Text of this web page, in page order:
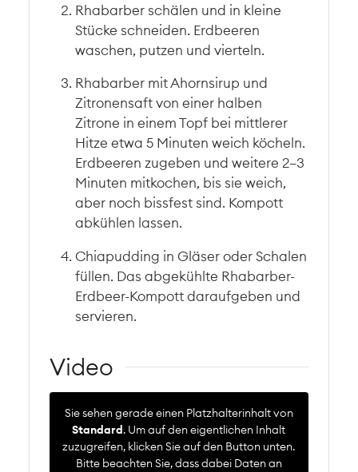
Rhabarber schälen und in kleine
Stücke schneiden. Erdbeeren
waschen, putzen und vierteln.
Rhabarber mit Ahornsirup und
Zitronensaft von einer halben
Zitrone in einem Topf bei mittlerer
Hitze etwa 5 Minuten weich köcheln.
Erdbeeren zugeben und weitere 2–3
Minuten mitkochen, bis sie weich,
aber noch bissfest sind. Kompott
abkühlen lassen.
Chiapudding in Gläser oder Schalen
füllen. Das abgekühlte Rhabarber-
Erdbeer-Kompott daraufgeben und
servieren.
Video
Sie sehen gerade einen Platzhalterinhalt von
Standard. Um auf den eigentlichen Inhalt
zuzugreifen, klicken Sie auf den Button unten.
Bitte beachten Sie, dass dabei Daten an